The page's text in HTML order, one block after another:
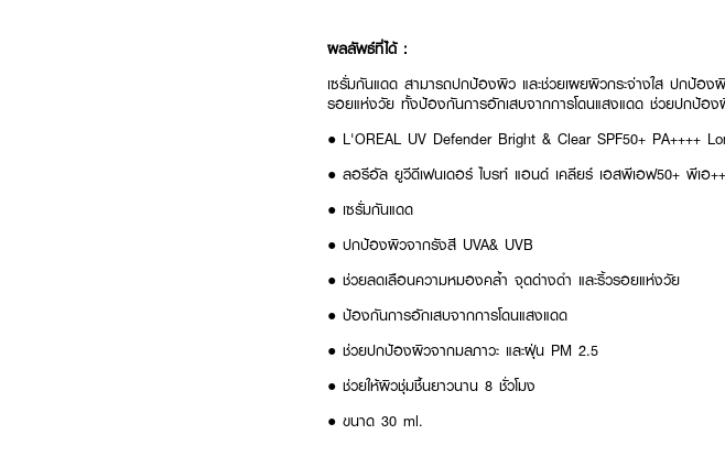
ผลลัพธ์ที่ได้ :
เซรั่มกันแดด สามารถปกป้องผิว และช่วยเผยผิวกระจ่างใส ปกป้อ
รอยแห่งวัย ทั้งป้องกันการอักเสบจากการโดนแสงแดด ช่วยปกป้อ
● L'OREAL UV Defender Bright & Clear SPF50+ PA++++
● ลอรีอัล ยูวีดีเฟนเดอร์ ไบรท์ แอนด์ เคลียร์ เอสพีเอฟ50+ พีเอ
● เซรั่มกันแดด
● ปกป้องผิวจากรังสี UVA& UVB
● ช่วยลดเลือนความหมองคล้ำ จุดด่างดำ และริ้วรอยแห่งวัย
● ป้องกันการอักเสบจากการโดนแสงแดด
● ช่วยปกป้องผิวจากมลภาวะ และฝุ่น PM 2.5
● ช่วยให้ผิวชุ่มชื้นยาวนาน 8 ชั่วโมง
● ขนาด 30 ml.